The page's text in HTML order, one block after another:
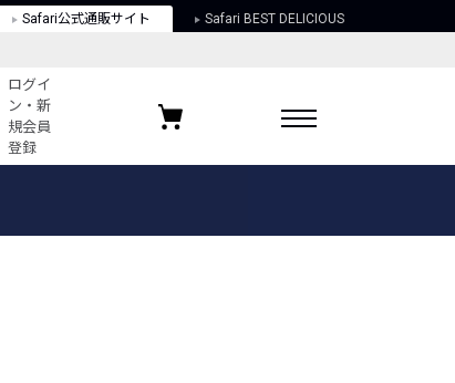
Safari公式通販サイト Safari BEST DELICIOUS
ログイ
ン・新
規会員
登録
お気に入りブランド